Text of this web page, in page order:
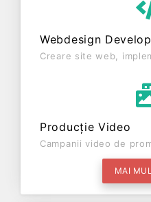
Webdesign
Creare site web,
Producție Video
Campanii video de
MAI